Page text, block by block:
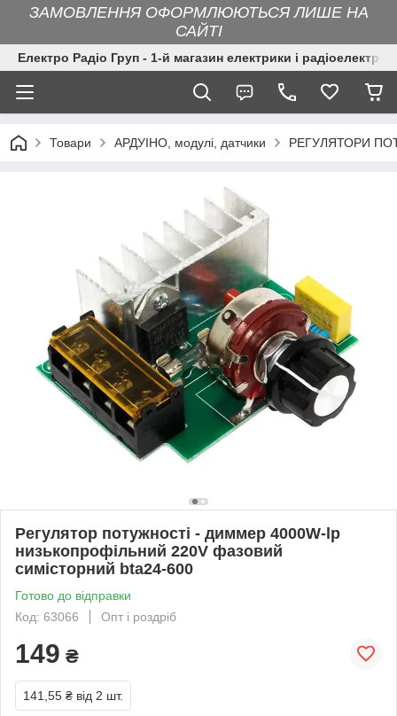
ЗАМОВЛЕННЯ ОФОРМЛЮЮТЬСЯ ЛИШЕ НА
САЙТІ
Електро Радіо Груп - 1-й магазин електрики і
Товари АРДУІНО, модулі, датчики РЕГУЛЯТОРИ
Регулятор потужності - диммер 4000W-lp
низькопрофільний 220V фазовий
симісторний bta24-600
Готово до відправки
Код: 63066
Опт і роздріб
149 ₴
141,55 ₴ від 2 шт.